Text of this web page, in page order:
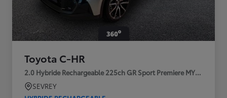
Toyota C-HR
2.0 Hybride Rechargeable 225ch GR Sport Premiere MY25
SEVREY